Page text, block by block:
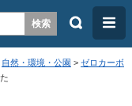
検
メ
ニ
ュ
自然・環境・公園 > ゼロカーボ